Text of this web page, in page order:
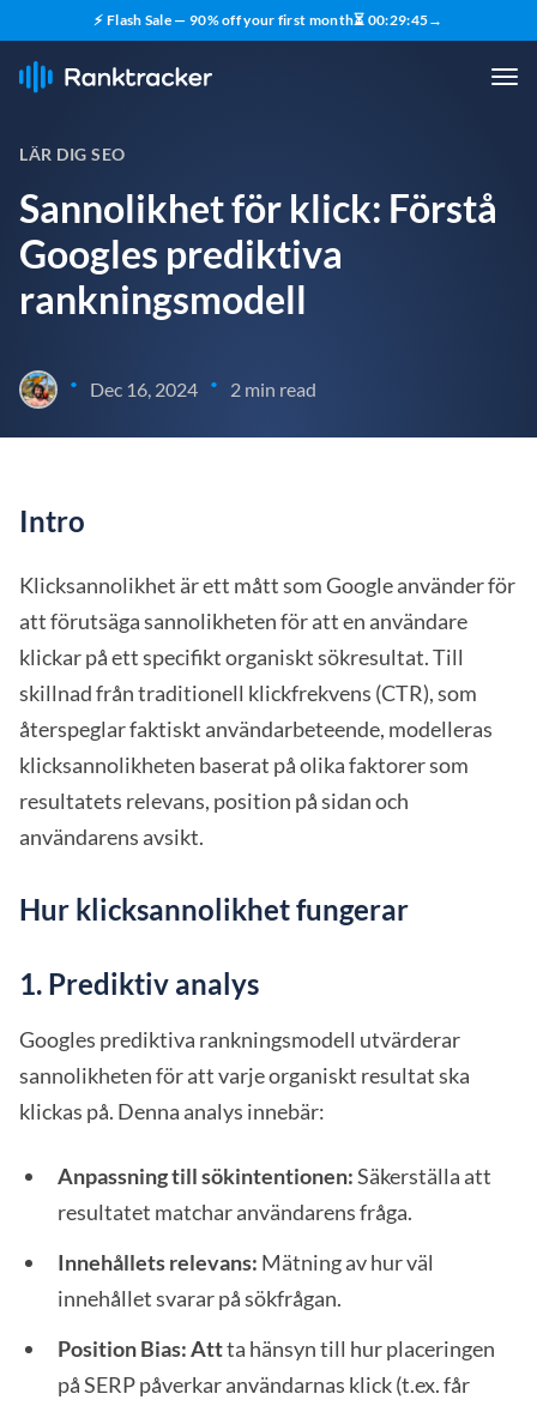
⚡ Flash Sale — 90% off your first month⏳ 00:29:45→
LÄR DIG SEO
Sannolikhet för klick: Förstå
Googles prediktiva
rankningsmodell
• Dec 16, 2024 • 2 min read
Intro
Klicksannolikhet är ett mått som Google använder för
att förutsäga sannolikheten för att en användare
klickar på ett specifikt organiskt sökresultat. Till
skillnad från traditionell klickfrekvens (CTR), som
återspeglar faktiskt användarbeteende, modelleras
klicksannolikheten baserat på olika faktorer som
resultatets relevans, position på sidan och
användarens avsikt.
Hur klicksannolikhet fungerar
1. Prediktiv analys
Googles prediktiva rankningsmodell utvärderar
sannolikheten för att varje organiskt resultat ska
klickas på. Denna analys innebär:
Anpassning till sökintentionen:Säkerställa att
resultatet matchar användarens fråga.
Innehållets relevans: Mätning av hur väl
innehållet svarar på sökfrågan.
Position Bias: Attta hänsyn till hur placeringen
på SERP påverkar användarnas klick (t.ex. får